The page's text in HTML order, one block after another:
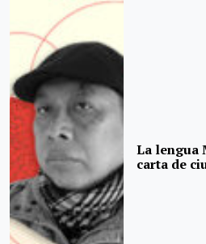
La lengua
carta de